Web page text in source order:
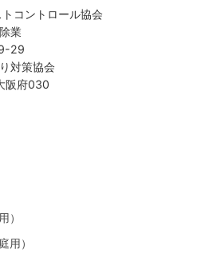
コントロール協会
業
29
対策協会
阪府030
）
用）